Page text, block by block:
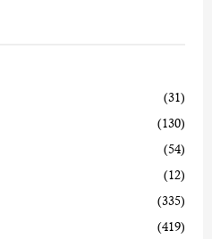
(31)
(130)
(54)
(12)
(335)
(419)